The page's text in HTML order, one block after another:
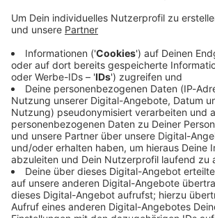
Mit dem Absenden des Formulars
Datenschutzerklärungzur Kenntnis.